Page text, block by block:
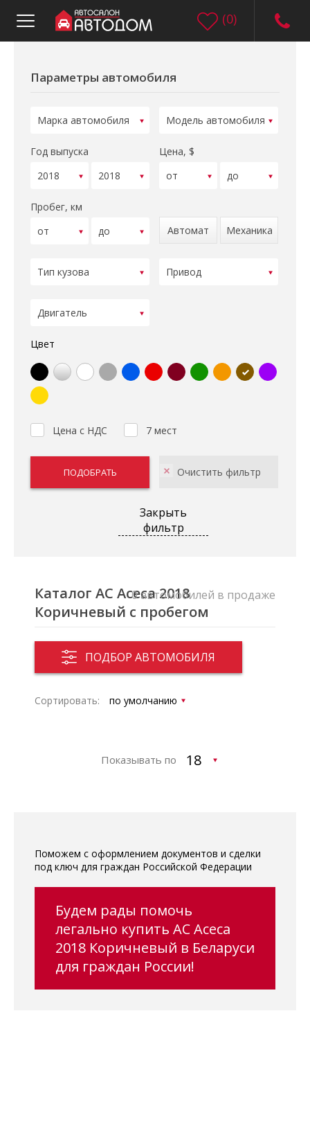
(0)
Параметры автомобиля
Год выпуска Цена, $
Пробег, км
Автомат
Механика
Цвет
Цена с НДС 7 мест
Закрыть
фильтр
Каталог AC Aceca 2018
Коричневый с пробегом
ПОДБОР АВТОМОБИЛЯ
0 автомобилей в продаже
Сортировать:
Показывать по
Поможем с оформлением документов и сделки
под ключ для граждан Российской Федерации
Будем рады помочь
легально купить AC Aceca
2018 Коричневый в Беларуси
для граждан России!